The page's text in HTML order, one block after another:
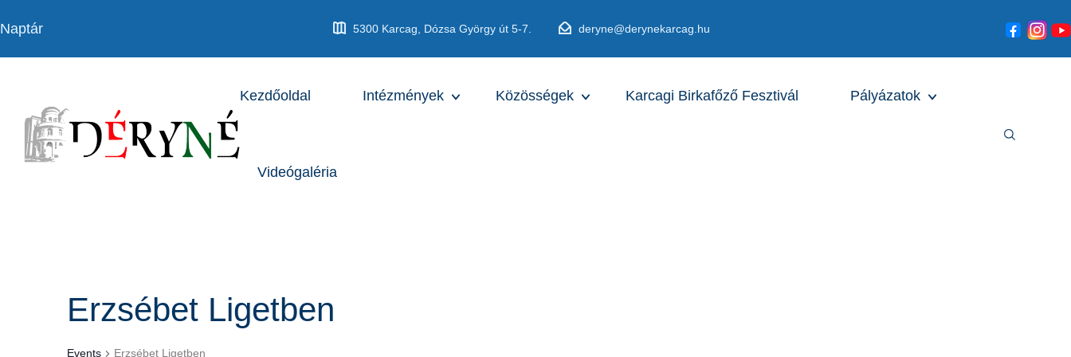
5300 Karcag, Dózsa György út 5-7. deryne@derynekarcag.hu
Kezdőoldal Intézmények Közösségek Karcagi Birkafőző Fesztivál Pályázatok
Videógaléria
Erzsébet Ligetben
Events Erzsébet Ligetben